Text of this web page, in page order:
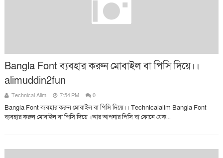
Bangla Font ব্যবহার করুন মোবাইল বা পিসি দিয়ে।।
alimuddin2fun
Technical Alim 7:54 PM 0
Bangla Font ব্যবহার করুন মোবাইল বা পিসি দিয়ে।। Technicalalim Bangla Font
ব্যবহার করুন মোবাইল বা পিসি দিয়ে ।আর আপনার পিসি বা ফোনে যেক...